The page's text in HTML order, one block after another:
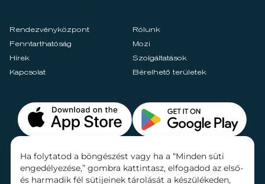
Rendezvényközpont
Rólunk
Fenntarthatóság
Mozi
Hírek
Szolgáltatások
Kapcsolat
Bérelhető területek
Ha folytatod a böngészést vagy ha a “Minden süti
engedélyezése,” gombra kattintasz, elfogadod az első-
és harmadik fél sütijeinek tárolását a készülékeden,